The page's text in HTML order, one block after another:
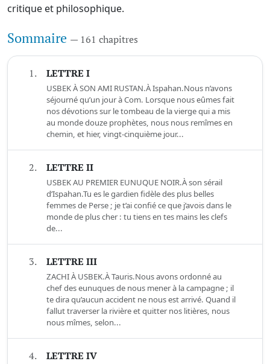
critique et philosophique.
Sommaire — 161 chapitres
1. LETTRE I
USBEK À SON AMI RUSTAN.À Ispahan.Nous n’avons
séjourné qu’un jour à Com. Lorsque nous eûmes fait
nos dévotions sur le tombeau de la vierge qui a mis
au monde douze prophètes, nous nous remîmes en
chemin, et hier, vingt-cinquième jour...
2. LETTRE II
USBEK AU PREMIER EUNUQUE NOIR.À son sérail
d’Ispahan.Tu es le gardien fidèle des plus belles
femmes de Perse ; je t’ai confié ce que j’avois dans le
monde de plus cher : tu tiens en tes mains les clefs
de...
3. LETTRE III
ZACHI À USBEK.À Tauris.Nous avons ordonné au
chef des eunuques de nous mener à la campagne ; il
te dira qu’aucun accident ne nous est arrivé. Quand il
fallut traverser la rivière et quitter nos litières, nous
nous mîmes, selon...
4. LETTRE IV